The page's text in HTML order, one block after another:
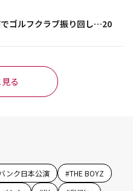
ゴルフクラブ振り回し…20
る
ンク日本公演 #THE BOYZ